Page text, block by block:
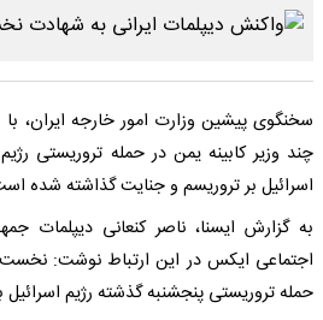
سخنگوی پیشین وزارت امور خارجه ایران،
چند وزیر کابینه یمن در حمله تروریستی
اسرائیل بر تروریسم و جنایت گذاشته شده
به گزارش ایسنا، ناصر کنعانی دیپلمات
اجتماعی ایکس در این ارتباط نوشت:
حمله تروریستی پنجشنبه گذشته رژیم